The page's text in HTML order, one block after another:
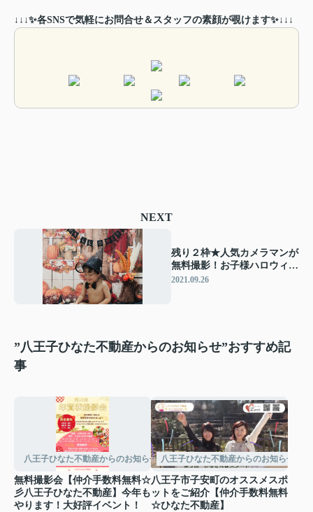
↓↓↓✨各SNSで気軽にお問合せ＆スタッフの素顔が覗けます✨↓↓↓
NEXT
残り２枠★人気カメラマンが
無料撮影！お子様ハロウィン
撮影会
2021.09.26
”八王子ひなた不動産からのお知らせ”おすすめ記
事
八王子ひなた不動産からのお知らせ
無料撮影会【仲介手数料無料☆
彡八王子ひなた不動産】今年も
やります！大好評イベント！
八王子ひなた不動産からのお知らせ
八王子市子安町のオススメスポ
ットをご紹介【仲介手数料無料
☆ひなた不動産】